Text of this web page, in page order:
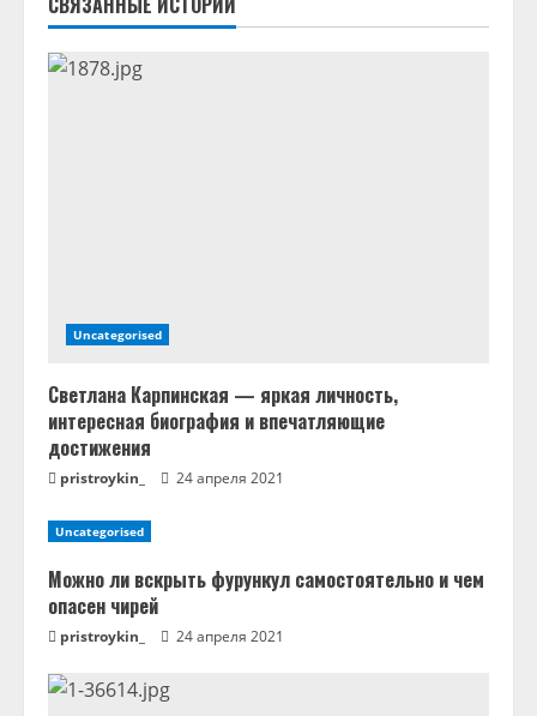
т
Uncategorised
Светлана Карпинская — яркая личность,
интересная биография и впечатляющие
достижения
pristroykin_ 24 апреля 2021
Uncategorised
Можно ли вскрыть фурункул самостоятельно и чем
опасен чирей
pristroykin_ 24 апреля 2021